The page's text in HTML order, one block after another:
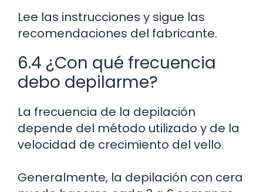
Lee las instrucciones y sigue las
recomendaciones del fabricante.
6.4 ¿Con qué frecuencia
debo depilarme?
La frecuencia de la depilación
depende del método utilizado y de la
velocidad de crecimiento del vello.
Generalmente, la depilación con cera